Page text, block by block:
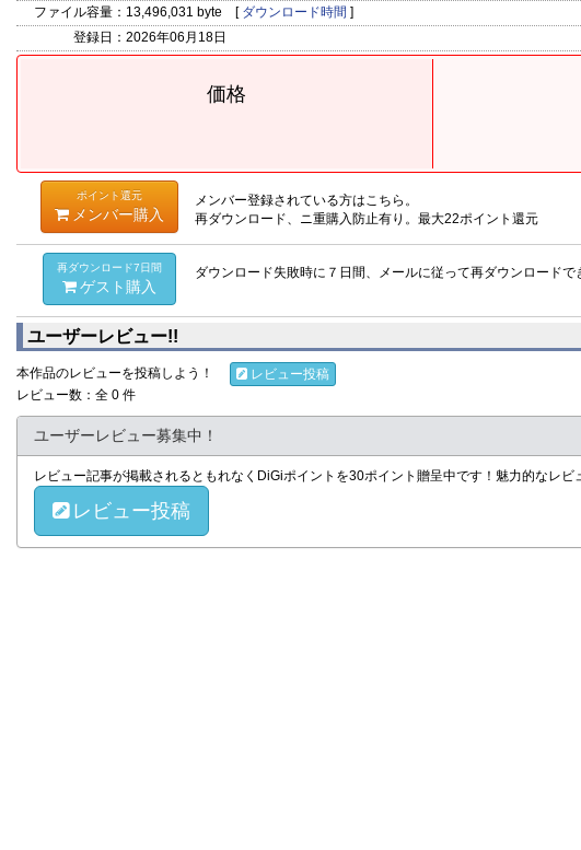
ファイル容量： 13,496,031 byte [ ダウンロード時間 ]
登録日： 2026年06月18日
価格
ポイント還元
メンバー購入
メンバー登録されている方はこちら。
再ダウンロード、ニ重購入防止有り。最大22ポイント還元
再ダウンロード7日間
ゲスト購入
ダウンロード失敗時に７日間、メールに従って再ダウンロードで
ユーザーレビュー!!
本作品のレビューを投稿しよう！
レビュー投稿
レビュー数：全 0 件
ユーザーレビュー募集中！
レビュー記事が掲載されるともれなくDiGiポイントを30ポイント贈呈中です！魅力的なレビ
レビュー投稿